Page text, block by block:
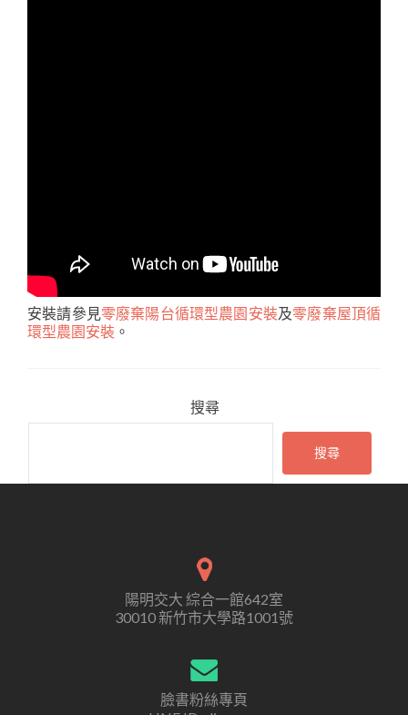
安裝請參見 零廢棄陽台循環型農園安裝及零廢棄屋頂循
環型農園安裝 。
搜尋
搜尋
陽明交大 綜合一館642室
30010 新竹市大學路1001號
臉書粉絲專頁